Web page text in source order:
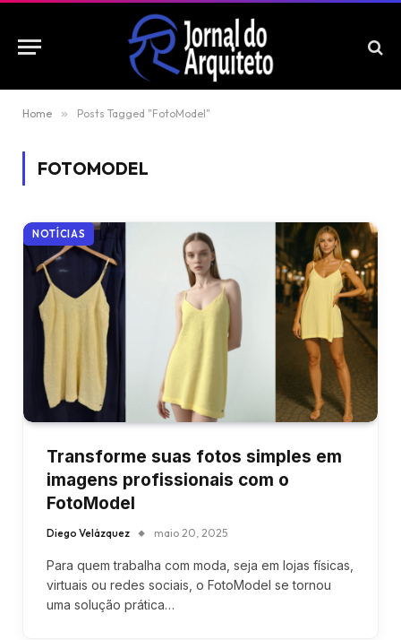
Home » Posts Tagged "FotoModel"
FOTOMODEL
NOTÍCIAS
Transforme suas fotos simples em
imagens profissionais com o
FotoModel
Diego Velázquez maio 20, 2025
Para quem trabalha com moda, seja em lojas físicas,
virtuais ou redes sociais, o FotoModel se tornou
uma solução prática…